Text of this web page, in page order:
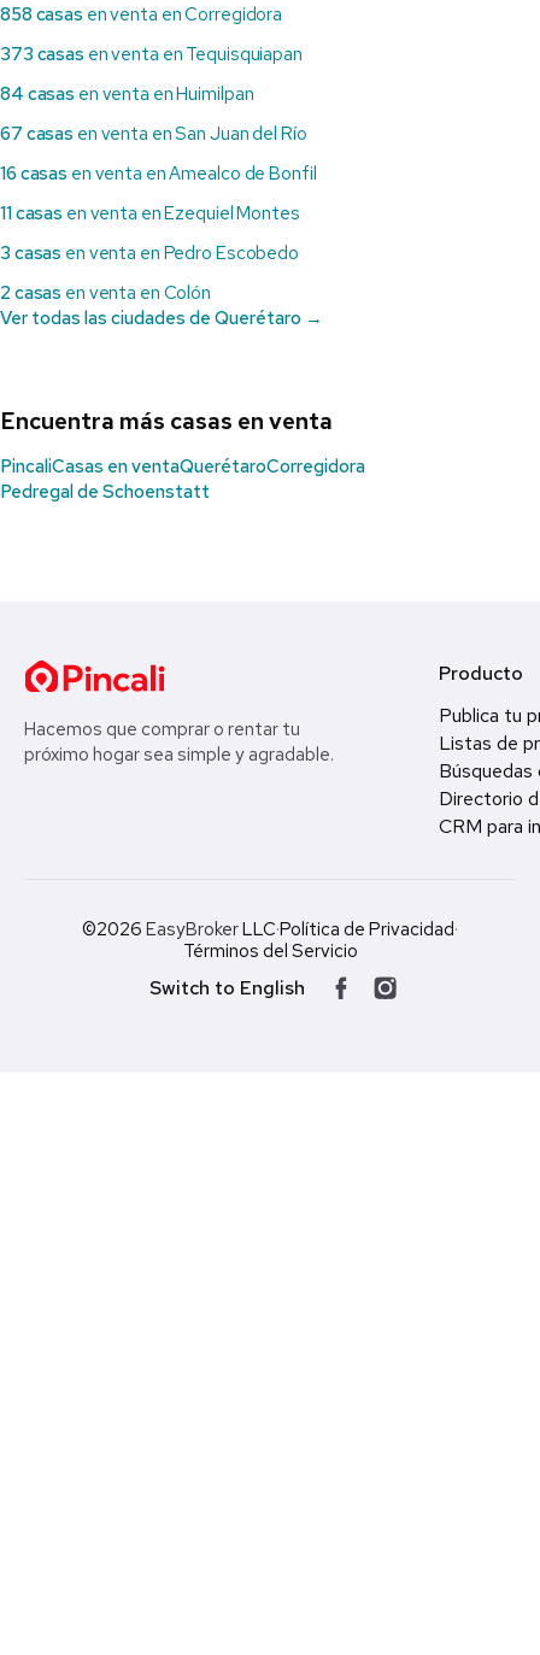
858 casas en venta en Corregidora
373 casas en venta en Tequisquiapan
84 casas en venta en Huimilpan
67 casas en venta en San Juan del Río
16 casas en venta en Amealco de Bonfil
11 casas en venta en Ezequiel Montes
3 casas en venta en Pedro Escobedo
2 casas en venta en Colón
Ver todas las ciudades de Querétaro →
Encuentra más casas en venta
PincaliCasas en ventaQuerétaroCorregidora
Pedregal de Schoenstatt
Hacemos que comprar o rentar tu
próximo hogar sea simple y agradable.
Producto
Publica tu
Listas de
Búsquedas
Directorio
CRM para
©2026 EasyBrokerLLC·Política de Privacidad·
Términos del Servicio
Switch to English